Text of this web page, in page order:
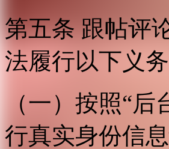
第五条 跟帖评
法履行以下义务
（一）按照“
行真实身份信